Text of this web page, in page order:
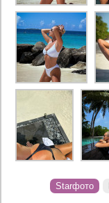
Starфото